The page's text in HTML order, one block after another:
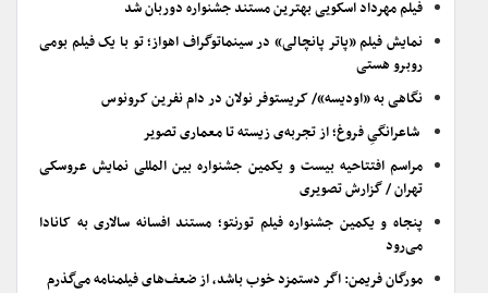
فیلم مهرداد اسکویی بهترین مستند جشنواره دوربان شد
نمایش فیلم «پاتر پانچالی» در سینماتوگراف اهواز؛ تو با یک فیلم بومی
روبرو هستی
نگاهی به «اودیسه»/ کریستوفر نولان در دام نفرین کرونوس
شاعرانگیِ فروغ؛ از تجربه‌ی زیسته تا معماری تصویر
مراسم افتتاحیه بیست و یکمین جشنواره بین المللی نمایش عروسکی
تهران / گزارش تصویری
پنجاه و یکمین جشنواره فیلم تورنتو؛ مستند افسانه سالاری به کانادا
می‌رود
مورگان فریمن: اگر دستمزد خوب باشد، از ضعف‌های فیلمنامه می‌گذرم